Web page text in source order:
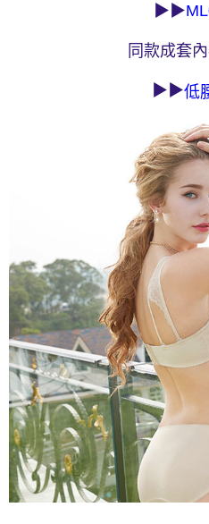
恩沛科技股份有限公司將有權停止該用
海外宅配 (訂單成立後，請主動於2
件資料，逾期未確認訂單將自動取
▶▶
同款成套
▶▶低